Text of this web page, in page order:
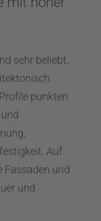
sehr beliebt,
punkten
Auf
Fassaden und
und